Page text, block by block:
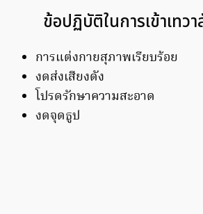
ข้อปฏิบัติในการเข้าเทว
การแต่งกายสุภาพเรียบร้อย
งดส่งเสียงดัง
โปรดรักษาความสะอาด
งดจุดธูป